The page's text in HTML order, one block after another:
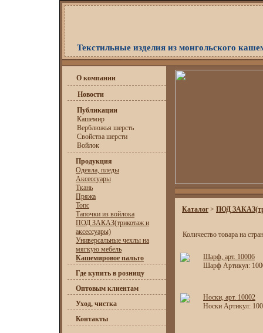
Текстильные изделия из монгольского
О компании
Новости
Публикации
Кашемир
Верблюжья шерсть
Свойства шерсти
Войлок
Продукция
Одеяла, пледы
Аксессуары
Ткань
Пряжа
Топс
Тапочки из войлока
ПОД ЗАКАЗ(трикотаж и
аксессуары)
Универсальные чехлы на
мягкую мебель
Кашемировое пальто
Где купить в розницу
Оптовым клиентам
Уход, чистка
Контакты
Каталог > ПОД
Количество товара на
Шарф, арт. 10006
Шарф Артикул:
Носки, арт. 10002
Носки Артикул: